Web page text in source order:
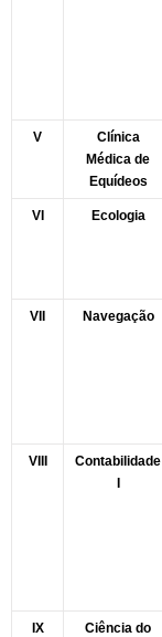
V
Clínica
Médica de
Equídeos
VI Ecologia
VII Navegação
VIII
Contabilidade
IX
Ciência do